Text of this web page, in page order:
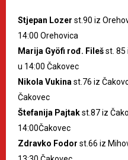
Stjepan Lozer st.90 iz
14:00 Orehovica
Marija Gyöfi rođ. Filešst. 85
u 14:00 Čakovec
Nikola Vukina st.76 iz
Čakovec
Štefanija Pajtakst.87 iz
14:00Čakovec
Zdravko Fodor st.66 iz